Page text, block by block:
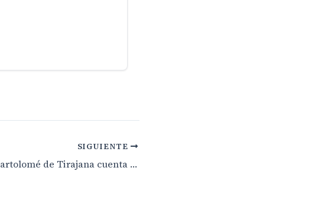
SIGUIENTE
San Bartolomé de Tirajana cuenta un presupuesto de 102,5 millones de euros para 2025